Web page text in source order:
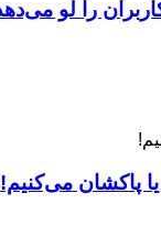
پاکشان می‌کنیم!